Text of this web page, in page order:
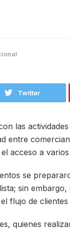
Twitter
las
entre
acceso a
se
sin
flujo de clientes
quienes